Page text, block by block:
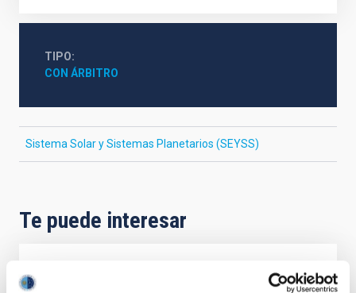
TIPO
CON ÁRBITRO
Sistema Solar y Sistemas Planetarios (SEYSS)
Te puede interesar